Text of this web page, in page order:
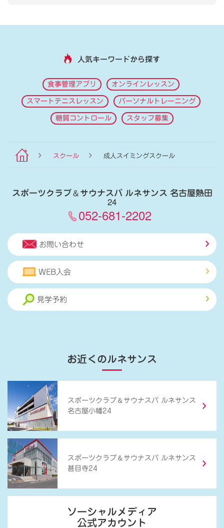
人気キーワードから探す
食事管理アプリ オンラインレッスン
スマートテニスレッスン パーソナルトレーニング
糖質コントロール スタッフ募集
スクール 成人スイミングスクール
スポーツクラブ＆サウナスパ ルネサンス 名古屋熱田
24
052-681-2202
お問い合わせ
WEB入会
見学予約
お近くのルネサンス
スポーツクラブ ＆ サウナスパ ルネサンス
名古屋小幡24
スポーツクラブ ＆ サウナスパ ルネサンス
甚目寺24
ソーシャルメディア
公式アカウント